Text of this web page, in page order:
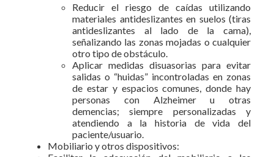
Reducir el riesgo de caídas utilizando
materiales antideslizantes en suelos (tiras
antideslizantes al lado de la cama),
señalizando las zonas mojadas o cualquier
otro tipo de obstáculo.
Aplicar medidas disuasorias para evitar
salidas o “huidas” incontroladas en zonas
de estar y espacios comunes, donde hay
personas con Alzheimer u otras
demencias; siempre personalizadas y
atendiendo a la historia de vida del
paciente/usuario.
Mobiliario y otros dispositivos: